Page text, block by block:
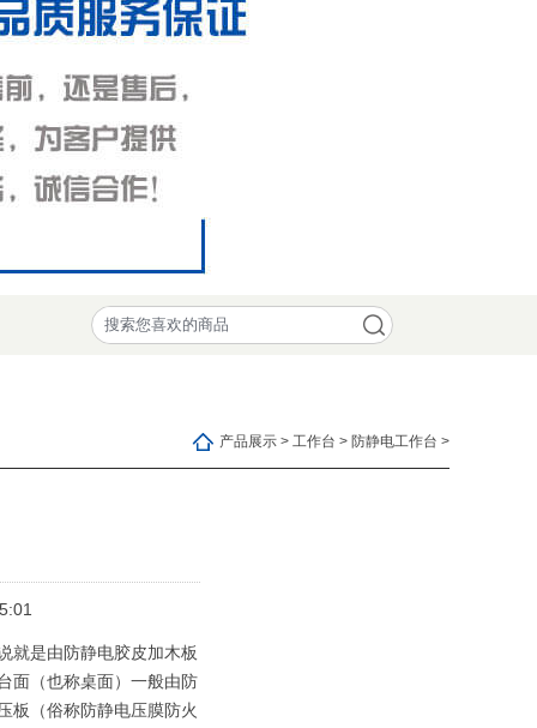
产品展示 > 工作台 > 防静电工作台 >
就是由防静电胶皮加木板
面（也称桌面）一般由防
板（俗称防静电压膜防火